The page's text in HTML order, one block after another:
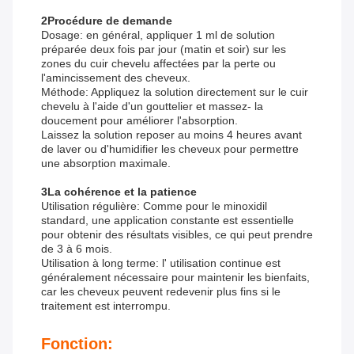
2Procédure de demande
Dosage: en général, appliquer 1 ml de solution
préparée deux fois par jour (matin et soir) sur les
zones du cuir chevelu affectées par la perte ou
l'amincissement des cheveux.
Méthode: Appliquez la solution directement sur le cuir
chevelu à l'aide d'un gouttelier et massez- la
doucement pour améliorer l'absorption.
Laissez la solution reposer au moins 4 heures avant
de laver ou d'humidifier les cheveux pour permettre
une absorption maximale.
3La cohérence et la patience
Utilisation régulière: Comme pour le minoxidil
standard, une application constante est essentielle
pour obtenir des résultats visibles, ce qui peut prendre
de 3 à 6 mois.
Utilisation à long terme: l' utilisation continue est
généralement nécessaire pour maintenir les bienfaits,
car les cheveux peuvent redevenir plus fins si le
traitement est interrompu.
Fonction: